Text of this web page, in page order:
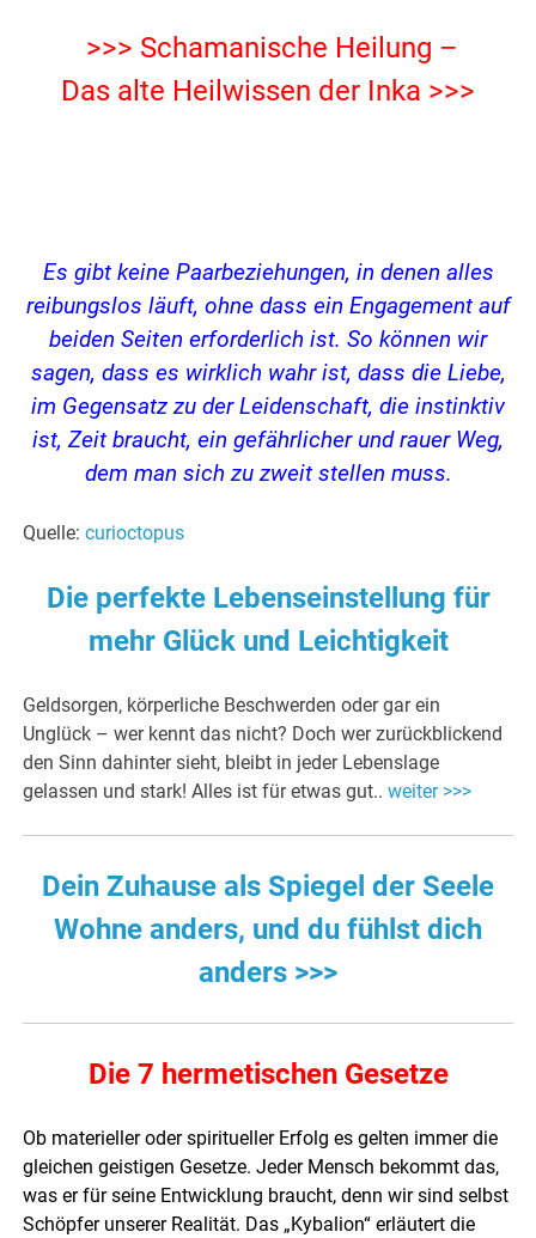
>>> Schamanische Heilung –
Das alte Heilwissen der Inka >>>
Es gibt keine Paarbeziehungen, in denen alles
reibungslos läuft, ohne dass ein Engagement auf
beiden Seiten erforderlich ist. So können wir
sagen, dass es wirklich wahr ist, dass die Liebe,
im Gegensatz zu der Leidenschaft, die instinktiv
ist, Zeit braucht, ein gefährlicher und rauer Weg,
dem man sich zu zweit stellen muss.
Quelle:curioctopus
Die perfekte Lebenseinstellung für
mehr Glück und Leichtigkeit
Geldsorgen, körperliche Beschwerden oder gar ein
Unglück – wer kennt das nicht? Doch wer zurückblickend
den Sinn dahinter sieht, bleibt in jeder Lebenslage
gelassen und stark! Alles ist für etwas gut..weiter >>>
Dein Zuhause als Spiegel der Seele
Wohne anders, und du fühlst dich
anders >>>
Die 7 hermetischen Gesetze
Ob materieller oder spiritueller Erfolg es gelten immer die
gleichen geistigen Gesetze. Jeder Mensch bekommt das,
was er für seine Entwicklung braucht, denn wir sind selbst
Schöpfer unserer Realität. Das „Kybalion“ erläutert die